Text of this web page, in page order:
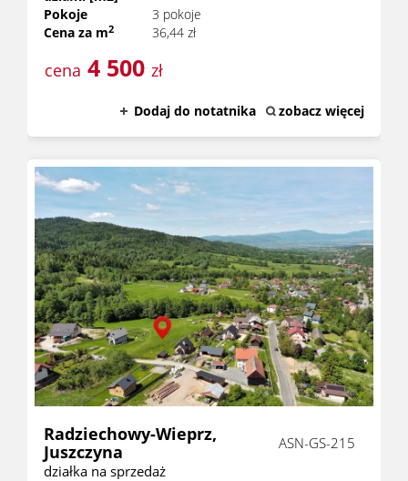
Pokoje
3 pokoje
Cena za m2 36,44 zł
cena 4 500 zł
Dodaj do notatnika zobacz więcej
Radziechowy-Wieprz,
Juszczyna
działka na sprzedaż
ASN-GS-215